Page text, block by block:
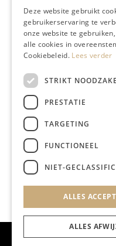
Deze website gebruikt
gebruikerservaring te
onze website te
alle cookies in
Cookiebeleid. Lees verder
STRIKT
PRESTATIE
TARGETING
FUNCTIONEEL
NIET-
ALLES
ALLES